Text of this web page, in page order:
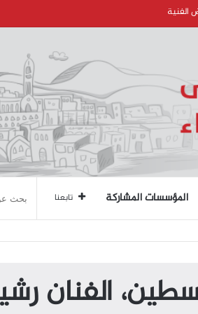
الفنية
المؤسسات المشاركة تابعنا